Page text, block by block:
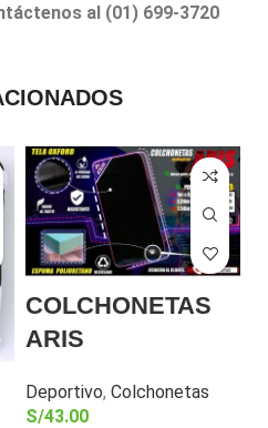
al (01) 699-3720
COLCHONETAS
ARIS
Deportivo, Colchonetas
S/43.00